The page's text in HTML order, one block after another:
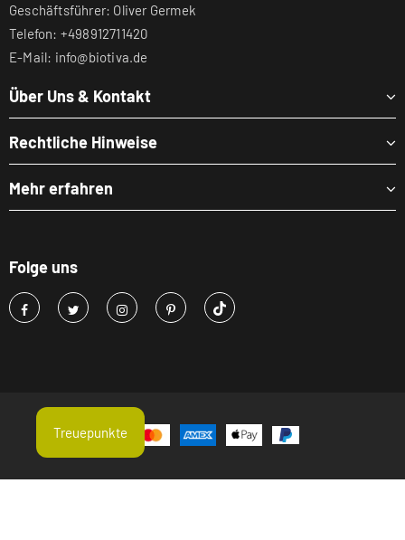
Geschäftsführer: Oliver Germek
Telefon: +498912711420
E-Mail: info@biotiva.de
Über Uns & Kontakt
Rechtliche Hinweise
Mehr erfahren
Folge uns
Treuepunkte